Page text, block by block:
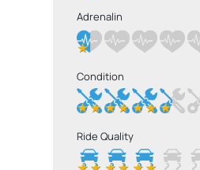
Adrenalin
Condition
Ride Quality